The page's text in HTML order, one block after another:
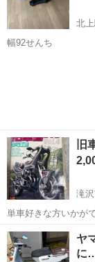
北
幅92せんち
旧
滝
単車好きな方いかが
岩手 滝沢市
ヤ
に